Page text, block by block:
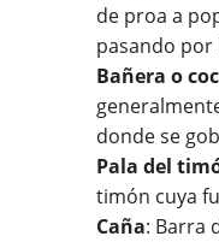
de proa a
pasando por
Bañera o
donde se
Pala del
timón cuya
Caña: Barra